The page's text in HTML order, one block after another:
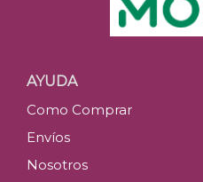
AYUDA
Como Comprar
Envíos
Nosotros